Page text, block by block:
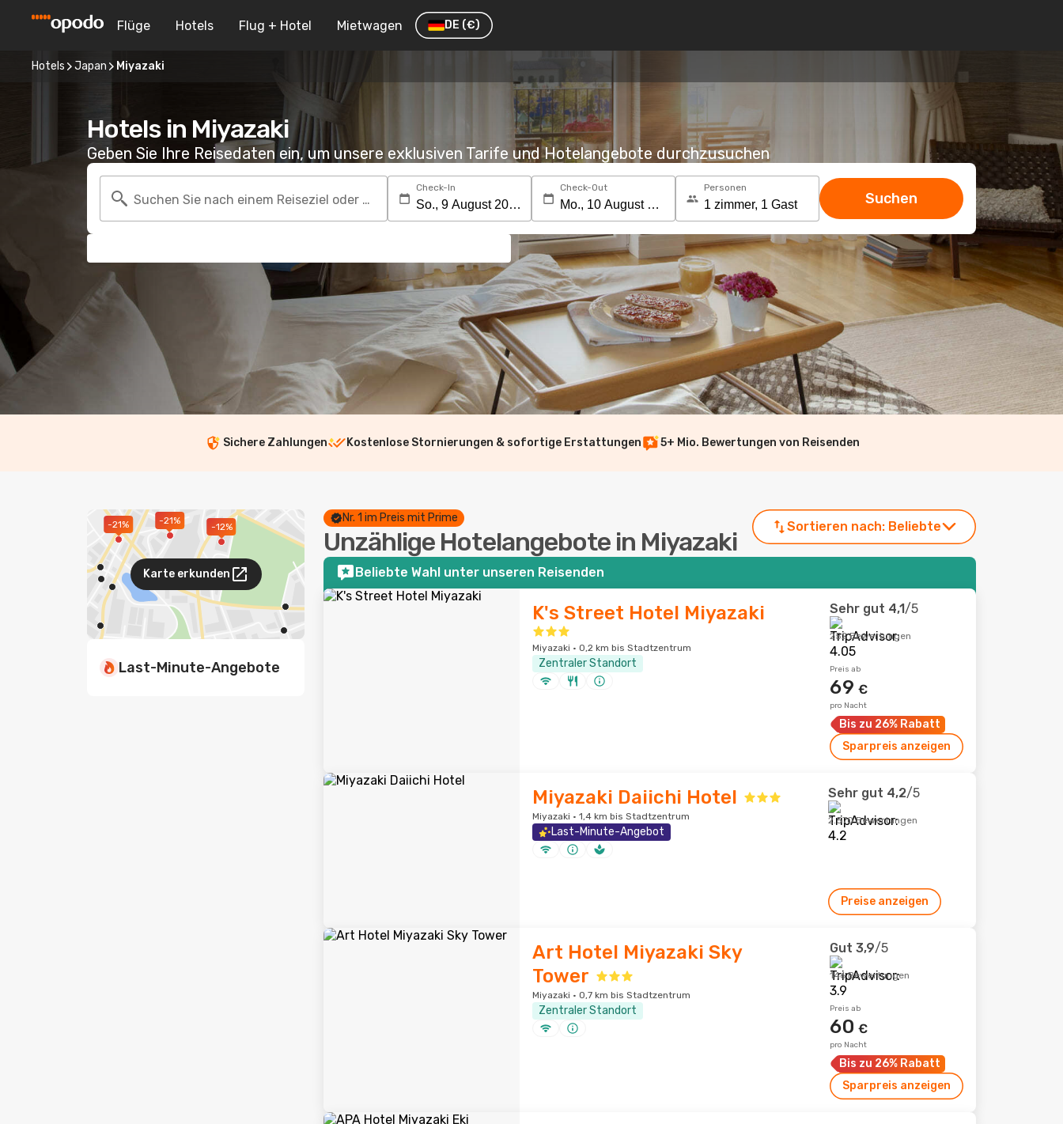
Flüge Hotels Flug + Hotel Mietwagen DE (€)
Hotels Japan Miyazaki
Hotels in Miyazaki
Geben Sie Ihre Reisedaten ein, um unsere exklusiven Tarife und Hotelangebote durchzusuchen
Suchen Sie nach einem Reiseziel oder Hotel
Check-In Check-Out Personen
Suchen
Sichere Zahlungen Kostenlose Stornierungen & sofortige Erstattungen 5+ Mio. Bewertungen von Reisenden
-21% -21%
-12%
Karte erkunden
Last-Minute-Angebote
Nr. 1 im Preis mit Prime
Unzählige Hotelangebote in Miyazaki
Sortieren nach: Beliebte
Beliebte Wahl unter unseren Reisenden
K's Street Hotel Miyazaki
Miyazaki · 0,2 km bis Stadtzentrum
Zentraler Standort
Sehr gut 4,1/5
252 Bewertungen
Preis ab
69 €
pro Nacht
Bis zu 26% Rabatt
Sparpreis anzeigen
Miyazaki Daiichi Hotel
Miyazaki · 1,4 km bis Stadtzentrum
Last-Minute-Angebot
Sehr gut 4,2/5
2.570 Bewertungen
Preise anzeigen
Art Hotel Miyazaki Sky
Tower
Miyazaki · 0,7 km bis Stadtzentrum
Zentraler Standort
Gut 3,9/5
146 Bewertungen
Preis ab
60 €
pro Nacht
Bis zu 26% Rabatt
Sparpreis anzeigen